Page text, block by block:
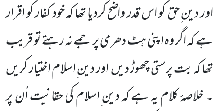
اور دین ِحق کو اس قدر واضح کردیا تھا کہ خود کفار کو اقرار
ہے کہ اگر وہ اپنی ہٹ دھرمی پر جمے نہ رہتے تو قریب
تھا کہ بت پرستی چھوڑ دیںاور دین ِاسلام اختیار کریں
۔ خلاصۂ کلام یہ ہے کہ دین ِاسلام کی حقانیت اُن پر